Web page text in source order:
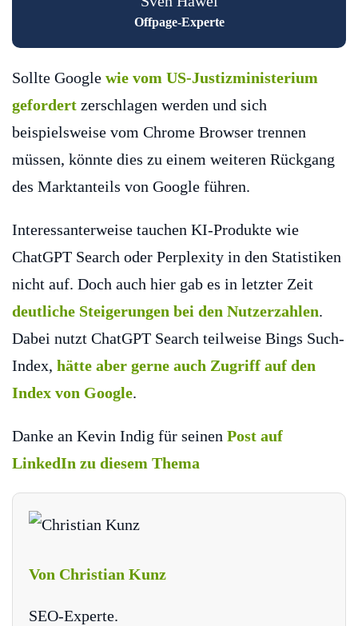
Offpage-Experte
Sollte Google wie vom US-Justizministerium
gefordert zerschlagen werden und sich
beispielsweise vom Chrome Browser trennen
müssen, könnte dies zu einem weiteren Rückgang
des Marktanteils von Google führen.
Interessanterweise tauchen KI-Produkte wie
ChatGPT Search oder Perplexity in den Statistiken
nicht auf. Doch auch hier gab es in letzter Zeit
deutliche Steigerungen bei den Nutzerzahlen.
Dabei nutzt ChatGPT Search teilweise Bings Such-
Index, hätte aber gerne auch Zugriff auf den
Index von Google.
Danke an Kevin Indig für seinen Post auf
LinkedIn zu diesem Thema
Von Christian Kunz
SEO-Experte.